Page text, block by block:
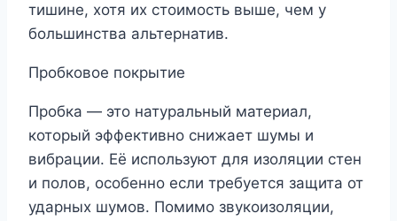
тишине, хотя их стоимость выше, чем у
большинства альтернатив.
Пробковое покрытие
Пробка — это натуральный материал,
который эффективно снижает шумы и
вибрации. Её используют для изоляции стен
и полов, особенно если требуется защита от
ударных шумов. Помимо звукоизоляции,